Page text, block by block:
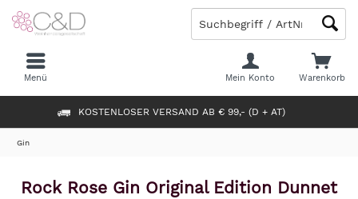
KOSTENLOSER VERSAND AB € 99,- (D + AT)
Warenkorb
Mein Konto
Menü
Gin
Rock Rose Gin Original Edition Dunnet